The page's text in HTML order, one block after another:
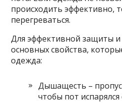
происходить эффективно,
перегреваться.
Для эффективной защиты
основных свойства,
одежда:
Дышащесть –
чтобы пот